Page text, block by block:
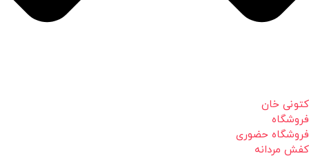
کتونی خان
فروشگاه
فروشگاه حضوری
کفش مردانه